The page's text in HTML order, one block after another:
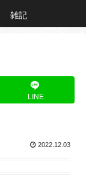
雑記
LINE
2022.12.03